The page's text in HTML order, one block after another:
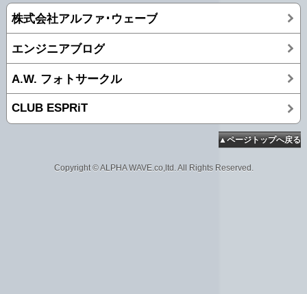
株式会社アルファ･ウェーブ
エンジニアブログ
A.W. フォトサークル
CLUB ESPRiT
▲ページトップへ戻る
Copyright © ALPHA WAVE.co,ltd. All Rights Reserved.